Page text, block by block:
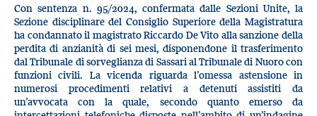
Con sentenza n. 95/2024, confermata dalle Sezioni Unite, la
Sezione disciplinare del Consiglio Superiore della Magistratura
ha condannato il magistrato Riccardo De Vito alla sanzione della
perdita di anzianità di sei mesi, disponendone il trasferimento
dal Tribunale di sorveglianza di Sassari al Tribunale di Nuoro con
funzioni civili. La vicenda riguarda l’omessa astensione in
numerosi procedimenti relativi a detenuti assistiti da
un’avvocata con la quale, secondo quanto emerso da